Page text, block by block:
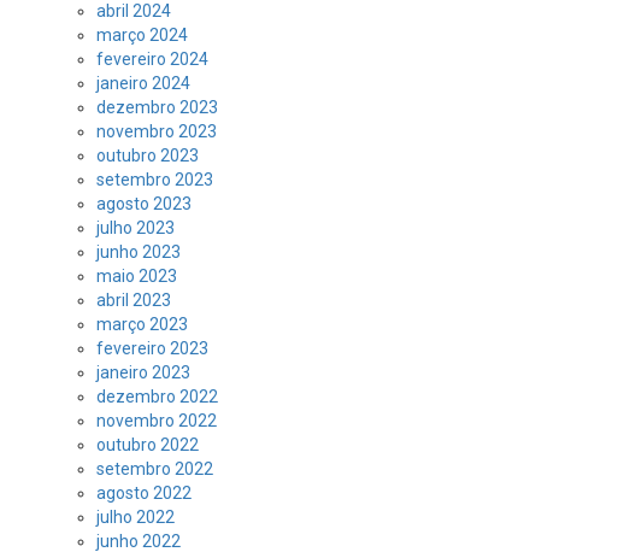
abril 2024
março 2024
fevereiro 2024
janeiro 2024
dezembro 2023
novembro 2023
outubro 2023
setembro 2023
agosto 2023
julho 2023
junho 2023
maio 2023
abril 2023
março 2023
fevereiro 2023
janeiro 2023
dezembro 2022
novembro 2022
outubro 2022
setembro 2022
agosto 2022
julho 2022
junho 2022